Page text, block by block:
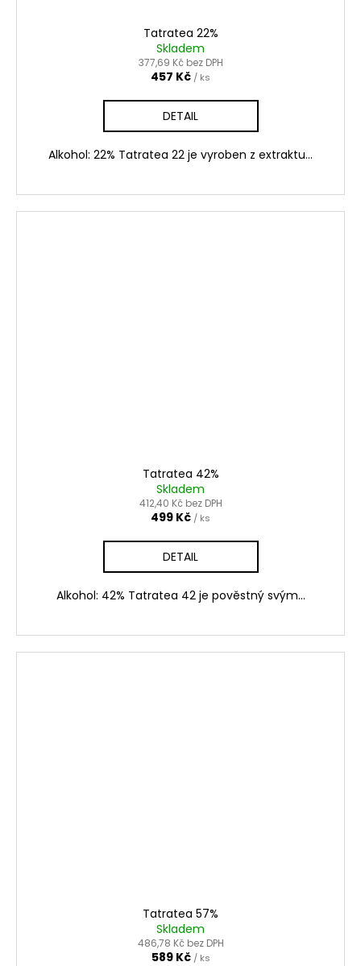
Tatratea 22%
Skladem
377,69 Kč bez DPH
457 Kč / ks
DETAIL
Alkohol: 22% Tatratea 22 je vyroben z extraktu...
Tatratea 42%
Skladem
412,40 Kč bez DPH
499 Kč / ks
DETAIL
Alkohol: 42% Tatratea 42 je pověstný svým...
Tatratea 57%
Skladem
486,78 Kč bez DPH
589 Kč / ks